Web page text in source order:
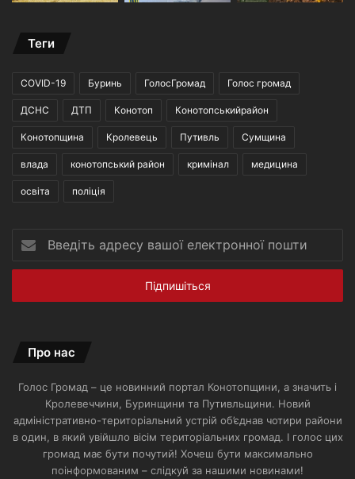
Теги
COVID-19 Буринь ГолосГромад Голос громад
ДСНС ДТП Конотоп Конотопськийрайон
Конотопщина Кролевець Путивль Сумщина
влада конотопський район кримінал медицина
освіта поліція
Введіть
адресу
вашої
пошти
Про нас
Голос Громад – це новинний портал Конотопщини, а значить і
Кролевеччини, Буринщини та Путивльщини. Новий
адміністративно-територіальний устрій об’єднав чотири райони
в один, в який увійшло вісім територіальних громад. І голос цих
громад має бути почутий! Хочеш бути максимально
поінформованим – слідкуй за нашими новинами!